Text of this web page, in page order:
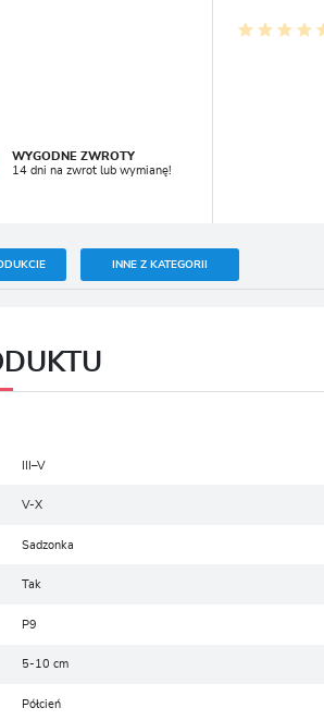
WYGODNE ZWROTY
14 dni na zwrot lub wymianę!
INNE Z KATEGORII
III–V
V-X
Sadzonka
Tak
P9
5-10 cm
Półcień